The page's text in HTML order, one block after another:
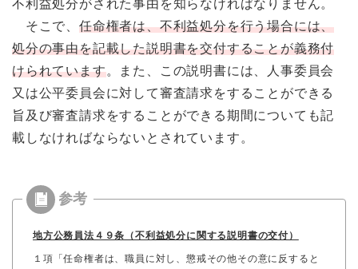
不利益処分がされた事由を知らなければなりません。
そこで、任命権者は、不利益処分を行う場合には、
処分の事由を記載した説明書を交付することが義務付
けられています。また、この説明書には、人事委員会
又は公平委員会に対して審査請求をすることができる
旨及び審査請求をすることができる期間についても記
載しなければならないとされています。
地方公務員法４９条（不利益処分に関する説明書の交付）
１項「任命権者は、職員に対し、懲戒その他その意に反すると